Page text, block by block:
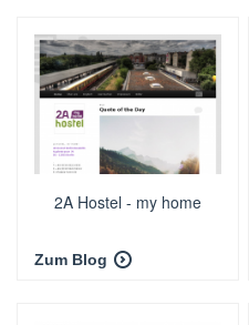
2A Hostel - my home
Zum Blog